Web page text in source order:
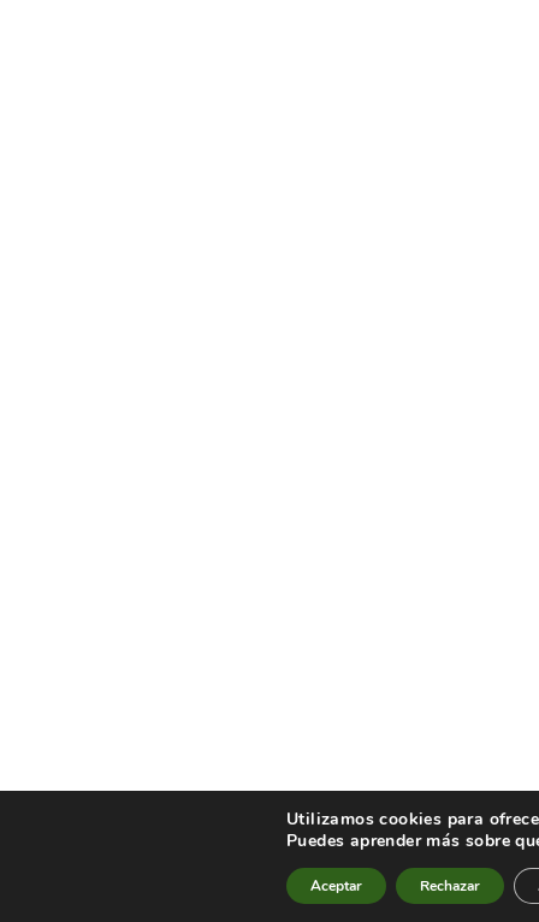
Utilizamos cookies para
Puedes aprender más sobre
Aceptar Rechazar